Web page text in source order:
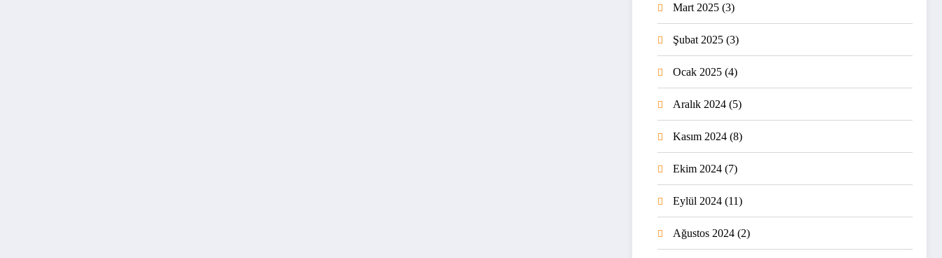
Mart 2025 (3)
Şubat 2025 (3)
Ocak 2025 (4)
Aralık 2024 (5)
Kasım 2024 (8)
Ekim 2024 (7)
Eylül 2024 (11)
Ağustos 2024 (2)